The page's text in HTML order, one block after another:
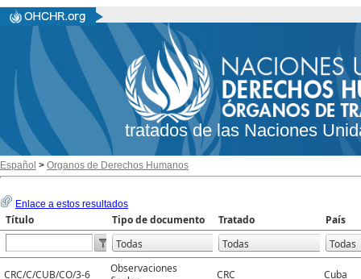
tratados de las Naciones
Español > Organos de Derechos Humanos
Enlace a estos resultados
Título Tipo de documento Tratado País
CRC/C/CUB/CO/3-6
Observaciones
CRC Cuba